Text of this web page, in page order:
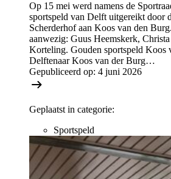
Op 15 mei werd namens de
sportspeld van Delft uitgereikt door
Scherderhof aan Koos van den
aanwezig: Guus Heemskerk,
Korteling. Gouden sportspeld Koos
Delftenaar Koos van der Burg…
Gepubliceerd op: 4 juni 2026
Geplaatst in categorie:
Sportspeld